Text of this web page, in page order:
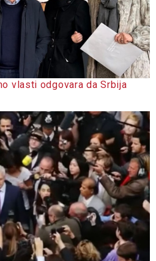
vlasti odgovara da Srbija